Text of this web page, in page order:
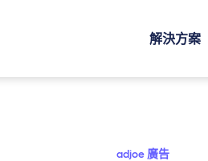
解決方案
adjoe 廣告